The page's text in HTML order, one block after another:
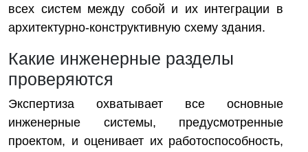
всех систем между собой и их интеграции в
архитектурно-конструктивную схему здания.
Какие инженерные разделы
проверяются
Экспертиза охватывает все основные
инженерные системы, предусмотренные
проектом, и оценивает их работоспособность,